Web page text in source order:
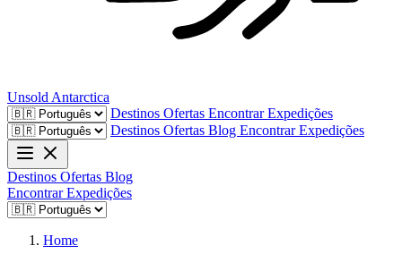
Unsold Antarctica
Destinos Ofertas Encontrar Expedições
Destinos Ofertas Blog Encontrar Expedições
Destinos Ofertas Blog
Encontrar Expedições
Home